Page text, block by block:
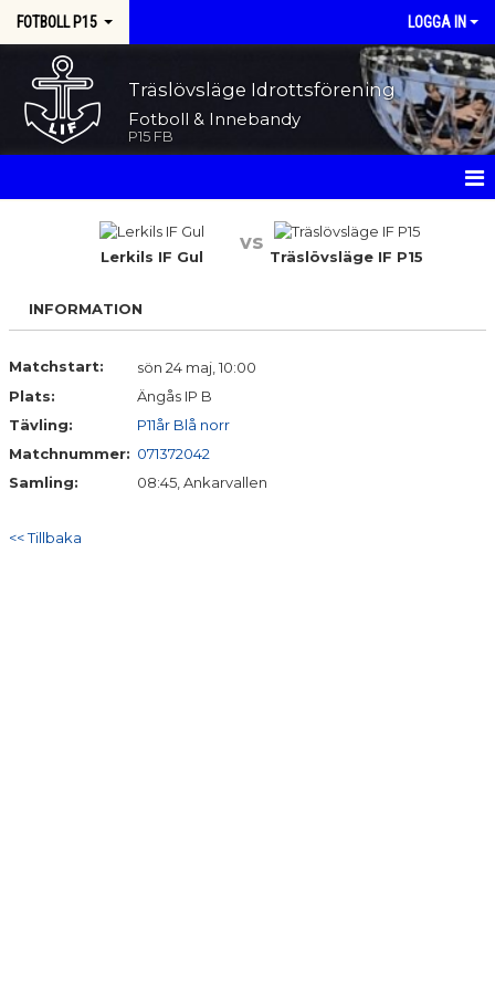
FOTBOLL P15 LOGGA IN
Träslövsläge Idrottsförening
Fotboll & Innebandy
P15 FB
KALENDER
MATCHER
BILDGALLERI
Lerkils IF Gul
vs
Träslövsläge IF P15
INFORMATION
Matchstart:
sön 24 maj, 10:00
Plats:
Ängås IP B
Tävling:
P11år Blå norr
Matchnummer: 071372042
Samling:
08:45, Ankarvallen
<< Tillbaka